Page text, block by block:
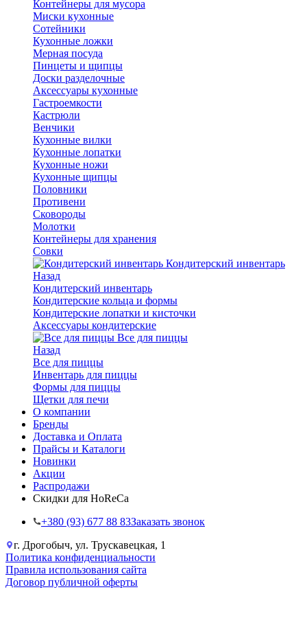
Контейнеры для мусора
Миски кухонные
Сотейники
Кухонные ложки
Мерная посуда
Пинцеты и щипцы
Доски разделочные
Аксессуары кухонные
Гастроемкости
Кастрюли
Венчики
Кухонные вилки
Кухонные лопатки
Кухонные ножи
Кухонные щипцы
Половники
Противени
Сковороды
Молотки
Контейнеры для хранения
Совки
Кондитерский инвентарь
Назад
Кондитерский инвентарь
Кондитерские кольца и формы
Кондитерские лопатки и кисточки
Аксессуары кондитерские
Все для пиццы
Назад
Все для пиццы
Инвентарь для пиццы
Формы для пиццы
Щетки для печи
О компании
Бренды
Доставка и Оплата
Прайсы и Каталоги
Новинки
Акции
Распродажи
Скидки для HoReCa
+38‎0 (93) 677 88 83Заказать звонок
г. Дрогобыч, ул. Трускавецкая, 1
Политика конфиденциальности
Правила использования сайта
Договор публичной оферты